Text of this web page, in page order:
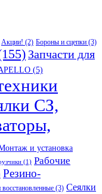
Акции! (2) Бороны и сцепки (3)
Запчасти для
(5)
СЗ,
и установка
(1) Рабочие
Резино-
(3) Сеялки